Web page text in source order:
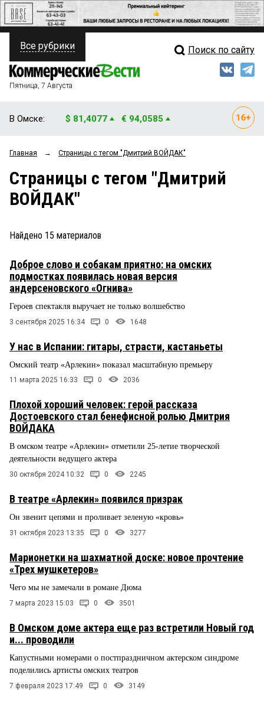
ПОЛИТИКА
ФИНАНСЫ
ОБЩЕСТВО
ЗАКОН
НОВОСТИ КОМПАНИЙ
ПРОИСШЕСТВИЯ
СТИЛЬ ЖИЗНИ
Свежий выпуск
Мнения
Рейтинги
Все рубрики Поиск по сайту
Пятница, 7 Августа
В Омске: $ 81,4077 € 94,0585
Главная → Страницы c тегом "Дмитрий ВОЙДАК"
Страницы c тегом "Дмитрий
ВОЙДАК"
Найдено 15 материалов
Доброе слово и собакам приятно: на омских
подмостках появилась новая версия
андерсеновского «Огнива»
Героев спектакля выручает не только волшебство
3 сентября 2025 16:34 0 1648
У нас в Испании: гитары, страсти, кастаньеты
Омский театр «Арлекин» показал масштабную премьеру
11 марта 2025 16:33 0 2036
Плохой хороший человек: герой рассказа
Достоевского стал бенефисной ролью Дмитрия
ВОЙДАКА
В омском театре «Арлекин» отметили 25-летие творческой
деятельности ведущего актера
30 октября 2024 10:32 0 2245
В театре «Арлекин» появился призрак
Он звенит цепями и проливает зеленую «кровь»
31 октября 2023 13:35 0 3277
Марионетки на шахматной доске: новое прочтение
«Трех мушкетеров»
Чего мы не замечали в романе Дюма
7 марта 2023 15:03 0 3501
В Омском доме актера еще раз встретили Новый год
и... проводили
Капустными номерами о постпраздничном актерском синдроме
поделились артисты омских театров
7 февраля 2023 17:49 0 3149